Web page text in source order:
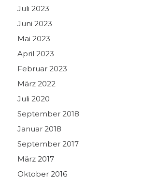
Juli 2023
Juni 2023
Mai 2023
April 2023
Februar 2023
März 2022
Juli 2020
September 2018
Januar 2018
September 2017
März 2017
Oktober 2016